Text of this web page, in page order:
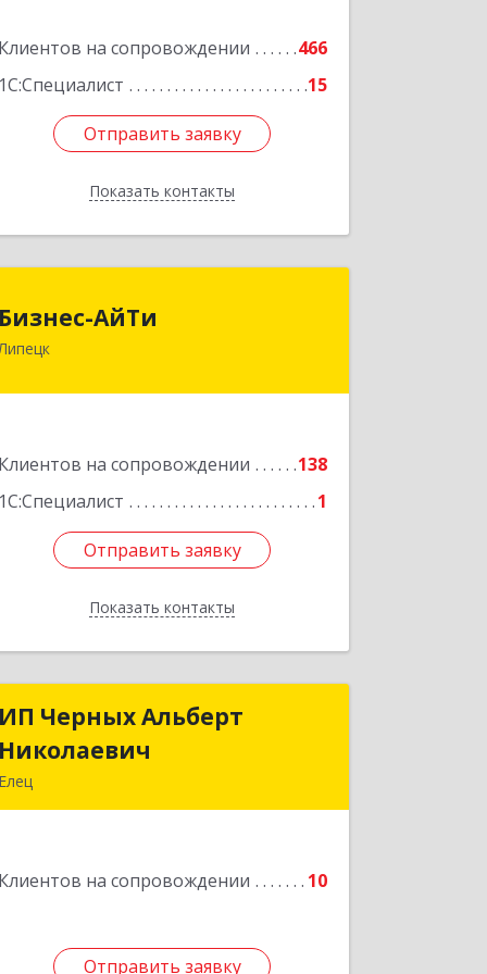
Клиентов на сопровождении
466
1С:Специалист
15
Отправить заявку
Показать контакты
Подробнее
Отправить заявку
Назад
Бизнес-АйТи
Липецк
Клиентов на сопровождении
138
1С:Специалист
1
Отправить заявку
Показать контакты
398008, Липецкая обл, Липецк г, 50
Отправить заявку
Назад
ИП Черных Альберт
Николаевич
Елец
Клиентов на сопровождении 10
Отправить заявку
ИП Черных Альберт
Подробнее
Отправить заявку